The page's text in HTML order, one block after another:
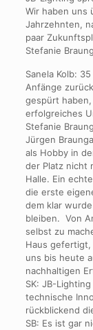
Wir haben uns
Jahrzehnten,
paar
Stefanie
Sanela Kolb:
Anfänge
gespürt
erfolgreiches
Stefanie
Jürgen
als Hobby in
der Platz nicht
Halle. Ein
die erste
dem klar
bleiben. Von
selbst zu
Haus
uns bis heute
nachhaltigen
SK: JB-
technische
rückblickend
SB: Es ist gar